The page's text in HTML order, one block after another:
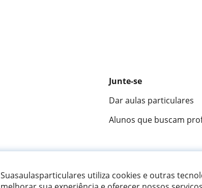
Suasaulasparticulares utiliza cookies e outras
Junte-se
Dar aulas particulares
Alunos que buscam